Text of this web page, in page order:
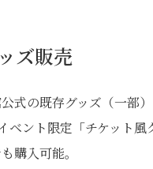
ズ販売
式の既存グッズ（一部）
ント限定「チケット風
購入可能。